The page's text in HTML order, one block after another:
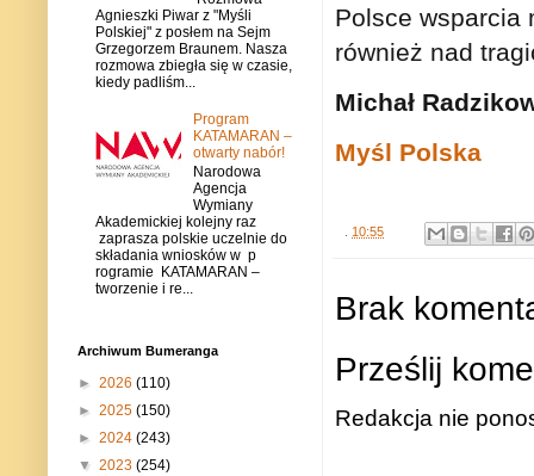
Polsce wsparcia
również nad
Michał
Myśl Polska
10:55
Brak
Prześlij
Redakcja nie
Agnieszki Piwar z "Myśli
Polskiej" z posłem na Sejm
Grzegorzem Braunem. Nasza
rozmowa zbiegła się w czasie,
kiedy padliśm...
Program
KATAMARAN –
otwarty nabór!
Narodowa
Agencja
Wymiany
Akademickiej kolejny raz
zaprasza polskie uczelnie do
składania wniosków w p
rogramie KATAMARAN –
tworzenie i re...
Archiwum Bumeranga
► 2026 (110)
► 2025 (150)
► 2024 (243)
▼ 2023 (254)